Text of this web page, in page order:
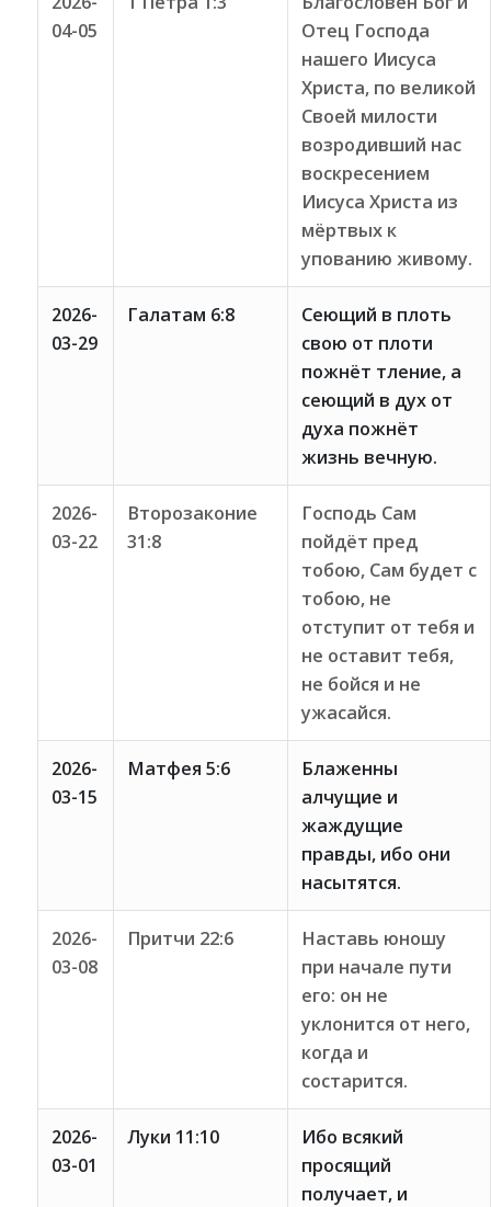
04-05
Отец Господа
нашего Иисуса
Христа, по великой
Своей милости
возродивший нас
воскресением
Иисуса Христа из
мёртвых к
упованию живому.
2026-
03-29
Галатам 6:8
Сеющий в плоть
свою от плоти
пожнёт тление, а
сеющий в дух от
духа пожнёт
жизнь вечную.
2026-
03-22
Второзаконие
31:8
Господь Сам
пойдёт пред
тобою, Сам будет с
тобою, не
отступит от тебя и
не оставит тебя,
не бойся и не
ужасайся.
2026-
03-15
Матфея 5:6
Блаженны
алчущие и
жаждущие
правды, ибо они
насытятся.
2026-
03-08
Притчи 22:6
Наставь юношу
при начале пути
его: он не
уклонится от него,
когда и
состарится.
2026-
03-01
Луки 11:10
Ибо всякий
просящий
получает, и